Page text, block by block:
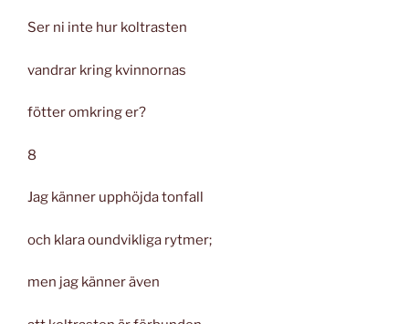
Ser ni inte hur koltrasten
vandrar kring kvinnornas
fötter omkring er?
8
Jag känner upphöjda tonfall
och klara oundvikliga rytmer;
men jag känner även